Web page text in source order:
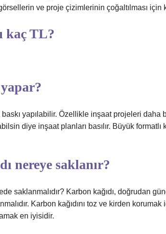
ve proje çizimlerinin çoğaltılması için
kaç TL?
baskı yapılabilir. Özellikle inşaat projeleri
diye inşaat planları basılır. Büyük formatlı
nereye saklanır?
saklanmalıdır? Karbon kağıdı, doğrudan
Karbon kağıdını toz ve kirden
en iyisidir.